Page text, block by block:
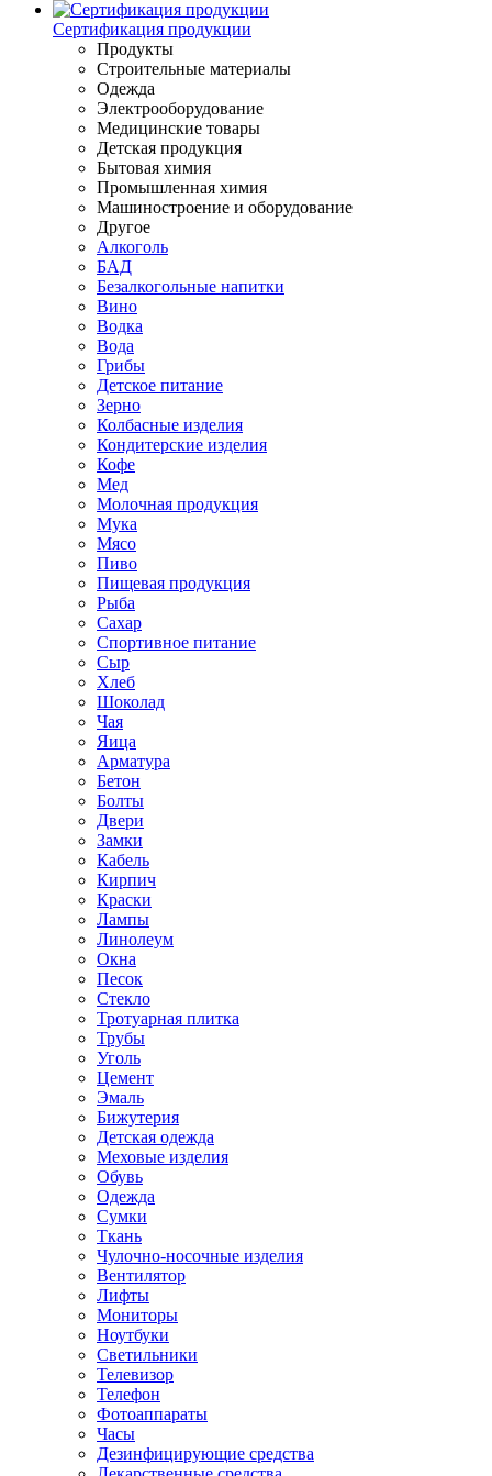
Сертификация продукции
Продукты
Строительные материалы
Одежда
Электрооборудование
Медицинские товары
Детская продукция
Бытовая химия
Промышленная химия
Машиностроение и оборудование
Другое
Алкоголь
БАД
Безалкогольные напитки
Вино
Водка
Вода
Грибы
Детское питание
Зерно
Колбасные изделия
Кондитерские изделия
Кофе
Мед
Молочная продукция
Мука
Мясо
Пиво
Пищевая продукция
Рыба
Сахар
Спортивное питание
Сыр
Хлеб
Шоколад
Чая
Яица
Арматура
Бетон
Болты
Двери
Замки
Кабель
Кирпич
Краски
Лампы
Линолеум
Окна
Песок
Стекло
Тротуарная плитка
Трубы
Уголь
Цемент
Эмаль
Бижутерия
Детская одежда
Меховые изделия
Обувь
Одежда
Сумки
Ткань
Чулочно-носочные изделия
Вентилятор
Лифты
Мониторы
Ноутбуки
Светильники
Телевизор
Телефон
Фотоаппараты
Часы
Дезинфицирующие средства